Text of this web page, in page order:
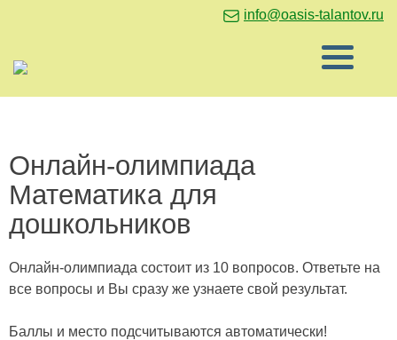
info@oasis-talantov.ru
Онлайн-олимпиада
Математика для
дошкольников
Онлайн-олимпиада состоит из 10 вопросов. Ответьте на
все вопросы и Вы сразу же узнаете свой результат.
Баллы и место подсчитываются автоматически!